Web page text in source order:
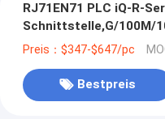
RJ71EN71 PLC iQ-R-
Schnittstelle,G/100M/
Ethernet/CC-Link IE auf
Preis：$347-$647/pc
Bestpreis